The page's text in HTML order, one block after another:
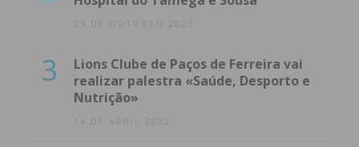
23 DE OUTUBRO 2023
3
Lions Clube de Paços de Ferreira vai
realizar palestra «Saúde, Desporto e
Nutrição»
14 DE ABRIL 2022